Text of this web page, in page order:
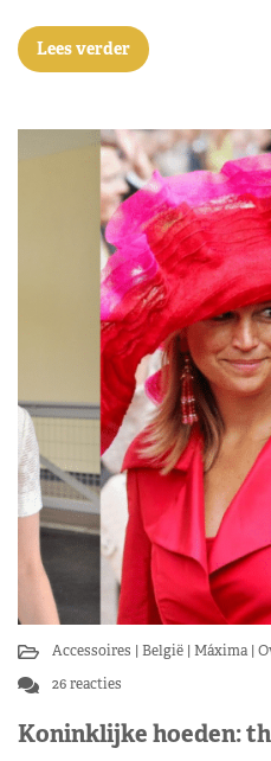
Lees verder
Accessoires België Máxima
26 reacties
Koninklijke hoeden: